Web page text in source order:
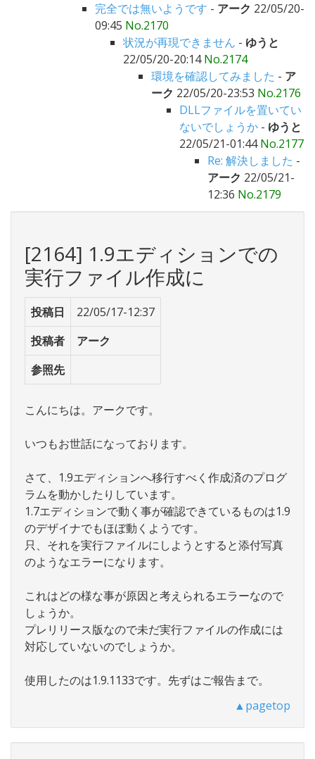
完全では無いようです - アーク 22/05/20-
09:45 No.2170
状況が再現できません - ゆうと
22/05/20-20:14No.2174
環境を確認してみました - ア
ーク 22/05/20-23:53 No.2176
DLLファイルを置いてい
ないでしょうか - ゆうと
22/05/21-01:44No.2177
Re: 解決しました -
アーク 22/05/21-
12:36 No.2179
[2164] 1.9エディションでの
実行ファイル作成に
投稿日
22/05/17-12:37
投稿者
アーク
参照先
こんにちは。アークです。
いつもお世話になっております。
さて、1.9エディションへ移行すべく作成済のプログ
ラムを動かしたりしています。
1.7エディションで動く事が確認できているものは1.9
のデザイナでもほぼ動くようです。
只、それを実行ファイルにしようとすると添付写真
のようなエラーになります。
これはどの様な事が原因と考えられるエラーなので
しょうか。
プレリリース版なので未だ実行ファイルの作成には
対応していないのでしょうか。
使用したのは1.9.1133です。先ずはご報告まで。
▲pagetop